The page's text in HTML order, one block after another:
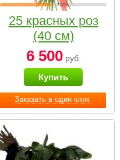
Заказать в один клик
25 красных роз
(40 см)
6 500руб.
Купить